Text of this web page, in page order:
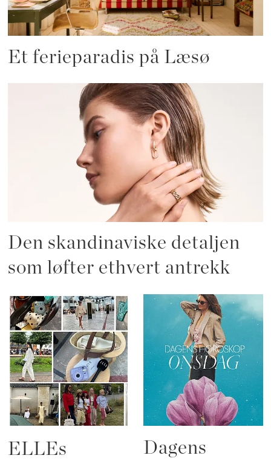
Et ferieparadis på Læsø
Den skandinaviske detaljen
som løfter ethvert antrekk
ELLEs
Dagens